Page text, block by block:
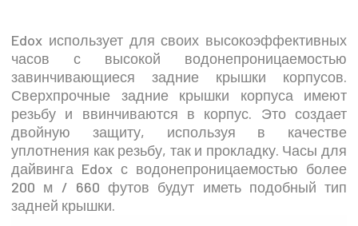
Edox использует для своих высокоэффективных
часов с высокой водонепроницаемостью
завинчивающиеся задние крышки корпусов.
Сверхпрочные задние крышки корпуса имеют
резьбу и ввинчиваются в корпус. Это создает
двойную защиту, используя в качестве
уплотнения как резьбу, так и прокладку. Часы для
дайвинга Edox с водонепроницаемостью более
200 м / 660 футов будут иметь подобный тип
задней крышки.